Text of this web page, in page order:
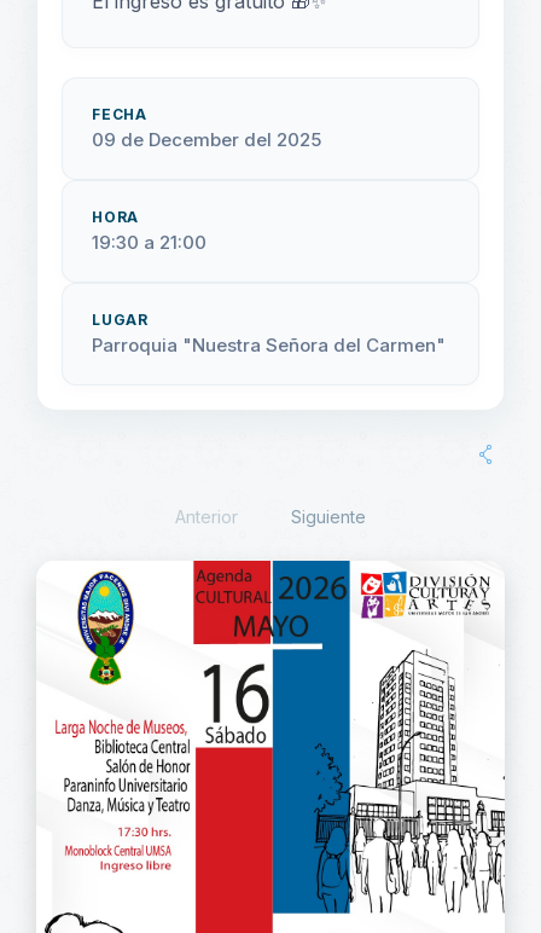
FECHA
09 de December del 2025
HORA
19:30 a 21:00
LUGAR
Parroquia "Nuestra Señora del Carmen"
Anterior Siguiente